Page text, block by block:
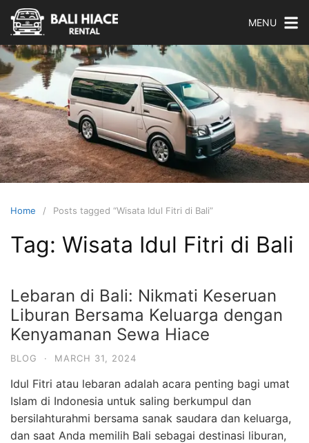
Skip
content
MENU
Bali
Hiace
Rental
Sewa
Hiace
Bali
Murah
Dan
Layanan
Berkualitas
Home Posts tagged “Wisata Idul Fitri di Bali”
Tag: Wisata Idul Fitri di Bali
Lebaran di Bali: Nikmati Keseruan
Liburan Bersama Keluarga dengan
Kenyamanan Sewa Hiace
BLOG · MARCH 31, 2024
Idul Fitri atau lebaran adalah acara penting bagi umat
Islam di Indonesia untuk saling berkumpul dan
bersilahturahmi bersama sanak saudara dan keluarga,
dan saat Anda memilih Bali sebagai destinasi liburan,